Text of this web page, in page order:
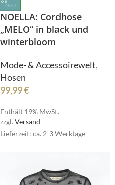
NEU
NOELLA: Cordhose
„MELO“ in black und
winterbloom
Mode- & Accessoirewelt,
Hosen
99,99€
Enthält 19% MwSt.
zzgl. Versand
Lieferzeit: ca. 2-3 Werktage